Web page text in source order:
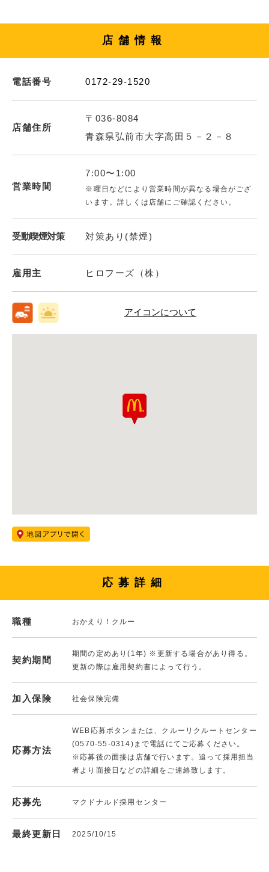
店舗情報
電話番号 0172-29-1520
店舗住所
〒036-8084
青森県弘前市大字高田５－２－８
営業時間
7:00〜1:00
※曜日などにより営業時間が異なる場合がござ
います。詳しくは店舗にご確認ください。
受動喫煙対策 対策あり(禁煙)
雇用主 ヒロフーズ（株）
アイコンについて
応募詳細
職種 おかえり！クルー
契約期間
期間の定めあり(1年) ※更新する場合があり得る。
更新の際は雇用契約書によって行う。
加入保険 社会保険完備
応募方法
WEB応募ボタンまたは、クルーリクルートセンター
(0570-55-0314)まで電話にてご応募ください。
※応募後の面接は店舗で行います。追って採用担当
者より面接日などの詳細をご連絡致します。
応募先 マクドナルド採用センター
最終更新日 2025/10/15